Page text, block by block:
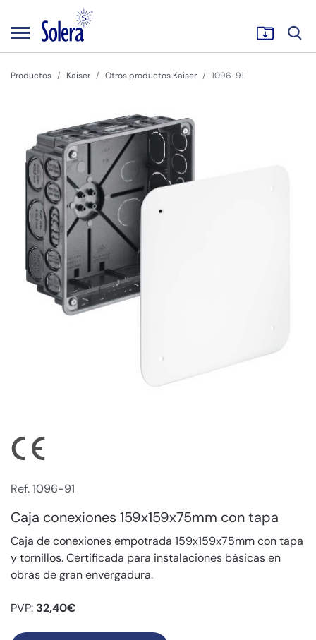
Productos Kaiser Otros productos Kaiser 1096-91
Ref. 1096-91
Caja conexiones 159x159x75mm con tapa
Caja de conexiones empotrada 159x159x75mm con tapa
y tornillos. Certificada para instalaciones básicas en
obras de gran envergadura.
PVP: 32,40€